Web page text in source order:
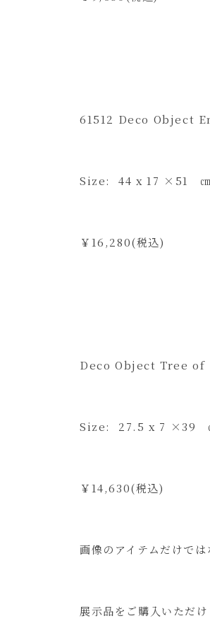
61512 Deco Object
Size: 44 x 17
￥16,280(税込)
Deco Object Tree of
Size: 27.5 x 7 ×39
￥14,630(税込)
画像のアイテムだけで
展示品をご購入いただ